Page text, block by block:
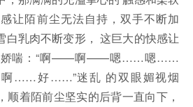
让陌前尘无法自持，双手不断加
白乳肉不断变形， 这巨大的快感让
娇喘：“啊——啊——嗯……嗯……
好……”迷乱 的双眼媚视烟
顺着陌前尘坚实的后背一直向下，